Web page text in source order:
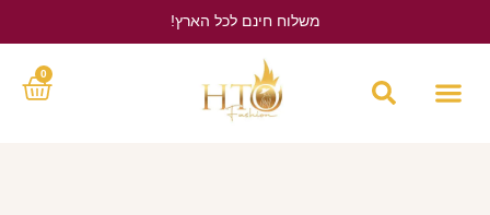
משלוח חינם לכל הארץ!
0